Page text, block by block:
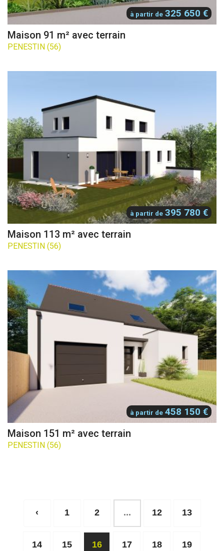
à partir de 325 650 €
Maison 91 m² avec terrain
PENESTIN (56)
à partir de 395 780 €
Maison 113 m² avec terrain
PENESTIN (56)
à partir de 458 150 €
Maison 151 m² avec terrain
PENESTIN (56)
‹ 1 2 ... 12 13
14 15 16 17 18 19